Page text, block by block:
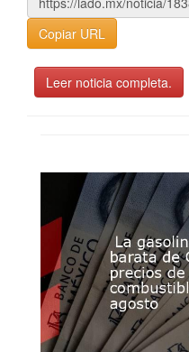
Copiar URL
Leer noticia completa.